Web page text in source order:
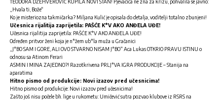
TEODORA DŽEHVEROVIĆ KUPILA NOVI STAN! Pjevačica ne zna za krizu, pohvalila se javno:
„Hvala ti, Bože“
Ko je misteriozna takmičarka? Miljana Kulić je opisala do detalja, voditelji totalno zbunjeni!
Učesnica rijalitija zaprijetila: PAŠĆE K*V AKO ANĐELA UĐE!
Učesnica rijalitija zaprijetila: PAŠĆE K*V AKO ANĐELA UĐE!
Određen pritvor ženi koja je n*žem ub*la muža u Gračanici
„J*BO SAM I GORE, ALI OVO STVARNO NISAM J*BO“ Aca Lukas OTKRIO PRAVU ISTINU o
odnosu sa Atinom Ferari
ASMIN I MINA ZAJEDNO?! Razotkrivena PRLJ*VA IGRA PRODUKCIJE – Stanija na
aparatima
Hitno pismo od produkcije: Novi izazov pred učesnicima!
Hitno pismo od produkcije: Novi izazov pred učesnicima!
Zašto još nisu počele bh. lige u rukometu: Umičević sutra pozvao klubove iz RSRS na